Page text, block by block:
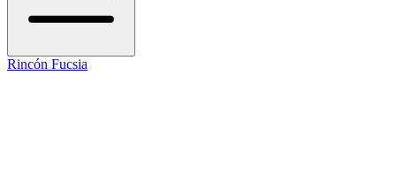
Rincón Fucsia